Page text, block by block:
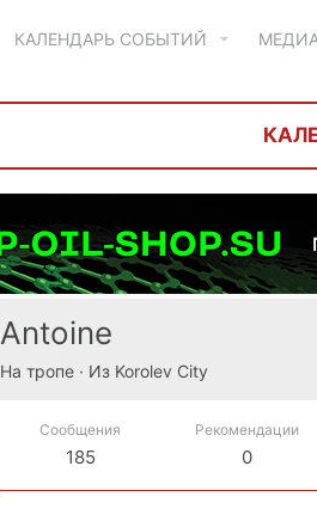
КАЛЕНДАРЬ СОБЫТИЙ
Antoine
На тропе · Из Korolev City
Сообщения
185
Рекомендации
0